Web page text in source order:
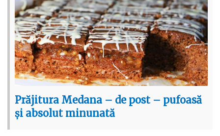
Prăjitura Medana – de post – pufoasă
și absolut minunată